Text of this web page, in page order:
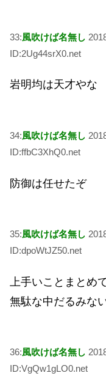
33:風吹けば名無し
ID:2Ug44srX0.net
岩明均は天才やな
34:風吹けば名無し
ID:ffbC3XhQ0.net
防御は任せたぞ
35:風吹けば名無し
ID:dpoWtJZ50.net
上手いことまとめ
無駄な中だるみな
36:風吹けば名無し
ID:VgQw1gLO0.net